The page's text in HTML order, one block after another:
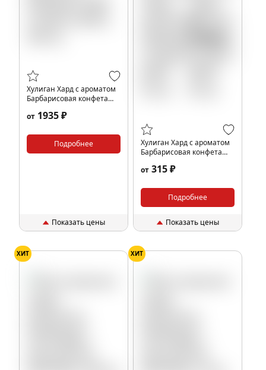
Хулиган Хард с ароматом
Барбарисовая конфета
от 1935 ₽
Подробнее
Показать цены
Хулиган Хард с ароматом
Барбарисовая конфета
от 315 ₽
Подробнее
Показать цены
ХИТ ХИТ